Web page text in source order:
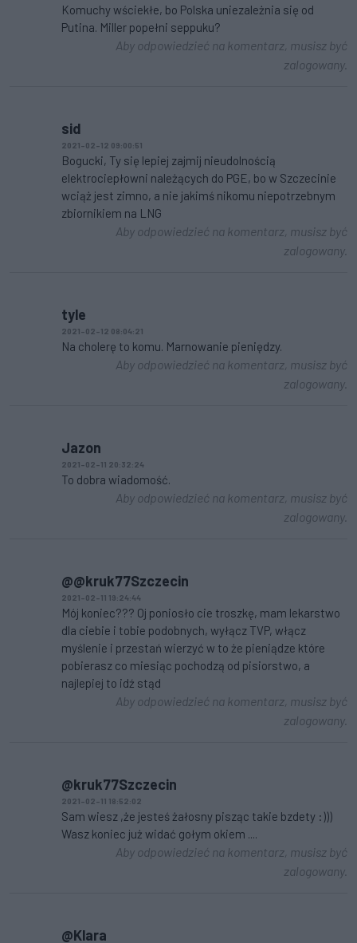
Komuchy wściekłe, bo Polska uniezależnia się od
Putina. Miller popełni seppuku?
Aby odpowiedzieć na komentarz, musisz być
zalogowany.
sid
2021-02-12 09:00:51
Bogucki, Ty się lepiej zajmij nieudolnością
elektrociepłowni należących do PGE, bo w Szczecinie
wciąż jest zimno, a nie jakimś nikomu niepotrzebnym
zbiornikiem na LNG
Aby odpowiedzieć na komentarz, musisz być
zalogowany.
tyle
2021-02-12 08:04:21
Na cholerę to komu. Marnowanie pieniędzy.
Aby odpowiedzieć na komentarz, musisz być
zalogowany.
Jazon
2021-02-11 20:32:24
To dobra wiadomość.
Aby odpowiedzieć na komentarz, musisz być
zalogowany.
@@kruk77Szczecin
2021-02-11 19:24:44
Mój koniec??? Oj poniosło cie troszkę, mam lekarstwo
dla ciebie i tobie podobnych, wyłącz TVP, włącz
myślenie i przestań wierzyć w to że pieniądze które
pobierasz co miesiąc pochodzą od pisiorstwo, a
najlepiej to idź stąd
Aby odpowiedzieć na komentarz, musisz być
zalogowany.
@kruk77Szczecin
2021-02-11 18:52:02
Sam wiesz ,że jesteś żałosny pisząc takie bzdety :)))
Wasz koniec już widać gołym okiem ....
Aby odpowiedzieć na komentarz, musisz być
zalogowany.
@Klara